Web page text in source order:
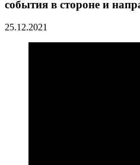
события в стороне и
25.12.2021